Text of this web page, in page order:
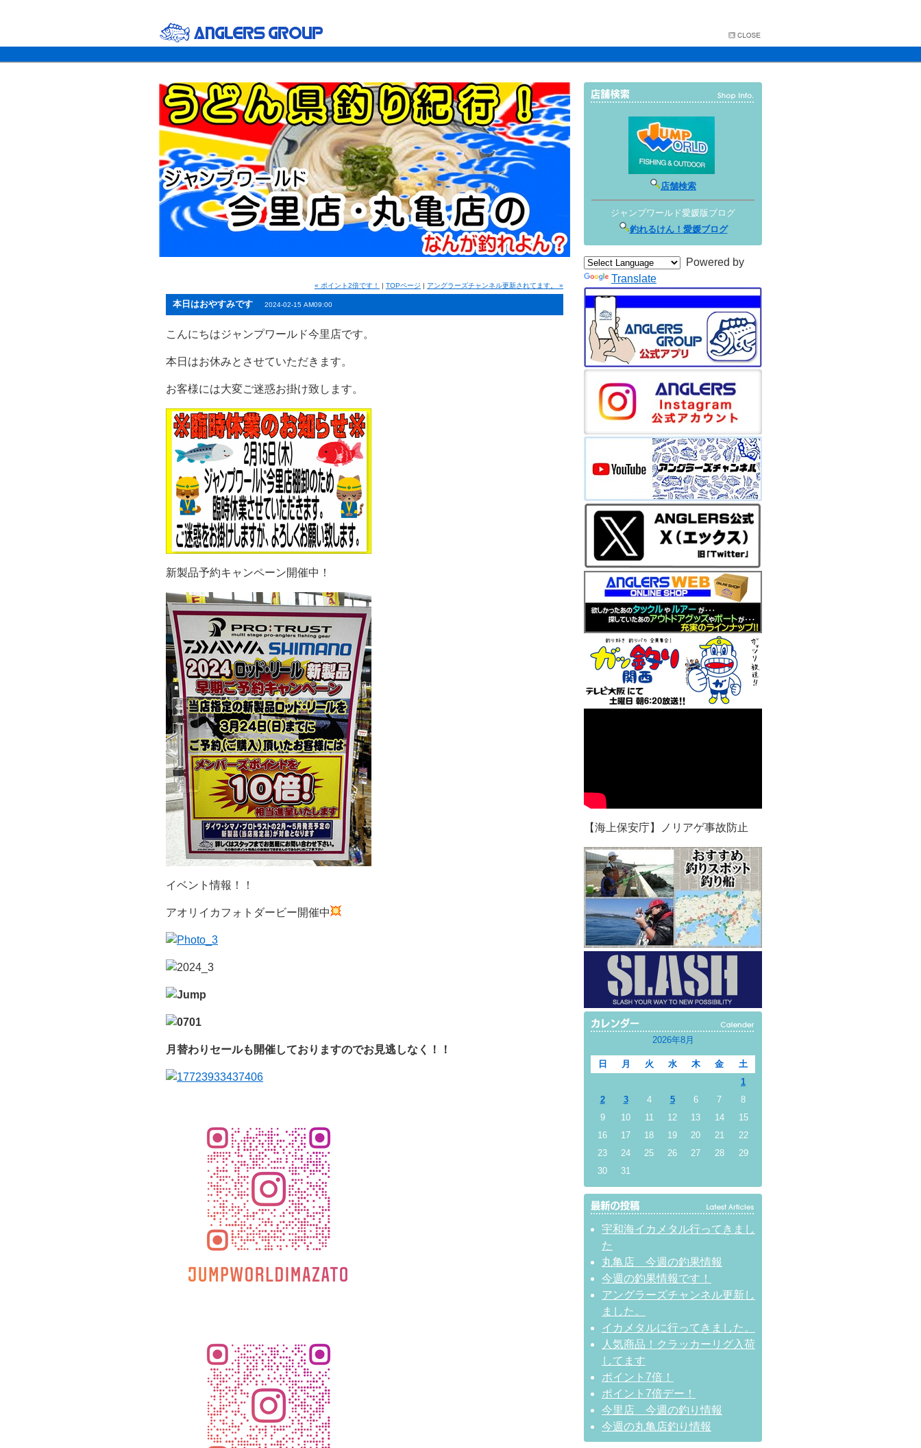
« ポイント2倍です！ | TOPページ | アングラーズチャンネル更新されてます。 »
本日はおやすみです 2024-02-15 AM09:00
こんにちはジャンプワールド今里店です。
本日はお休みとさせていただきます。
お客様には大変ご迷惑お掛け致します。
新製品予約キャンペーン開催中！
イベント情報！！
アオリイカフォトダービー開催中
月替わりセールも開催しておりますのでお見逃しなく！！
店舗検索
ジャンプワールド愛媛版ブログ
釣れるけん！愛媛ブログ
Powered by
Translate
【海上保安庁】ノリアゲ事故防止
2026年8月
日 月 火 水 木 金
土
1
2
3 4 5 6 7
8
9
10 11 12 13 14
15
16
17 18 19 20 21
22
23
24 25 26 27 28
29
30
31
宇和海イカメタル行ってきまし
た
丸亀店 今週の釣果情報
今週の釣果情報です！
アングラーズチャンネル更新し
ました。
イカメタルに行ってきました。
人気商品！クラッカーリグ入荷
してます
ポイント7倍！
ポイント7倍デー！
今里店 今週の釣り情報
今週の丸亀店釣り情報